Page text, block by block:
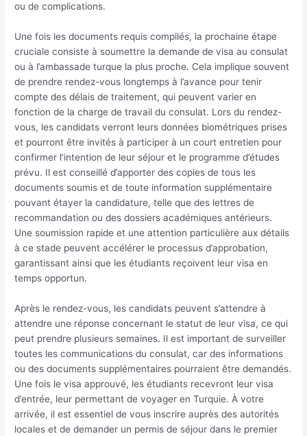
ou de complications.
Une fois les documents requis compilés, la prochaine étape
cruciale consiste à soumettre la demande de visa au consulat
ou à l’ambassade turque la plus proche. Cela implique souvent
de prendre rendez-vous longtemps à l’avance pour tenir
compte des délais de traitement, qui peuvent varier en
fonction de la charge de travail du consulat. Lors du rendez-
vous, les candidats verront leurs données biométriques prises
et pourront être invités à participer à un court entretien pour
confirmer l’intention de leur séjour et le programme d’études
prévu. Il est conseillé d’apporter des copies de tous les
documents soumis et de toute information supplémentaire
pouvant étayer la candidature, telle que des lettres de
recommandation ou des dossiers académiques antérieurs.
Une soumission rapide et une attention particulière aux détails
à ce stade peuvent accélérer le processus d’approbation,
garantissant ainsi que les étudiants reçoivent leur visa en
temps opportun.
Après le rendez-vous, les candidats peuvent s’attendre à
attendre une réponse concernant le statut de leur visa, ce qui
peut prendre plusieurs semaines. Il est important de surveiller
toutes les communications du consulat, car des informations
ou des documents supplémentaires pourraient être demandés.
Une fois le visa approuvé, les étudiants recevront leur visa
d’entrée, leur permettant de voyager en Turquie. À votre
arrivée, il est essentiel de vous inscrire auprès des autorités
locales et de demander un permis de séjour dans le premier